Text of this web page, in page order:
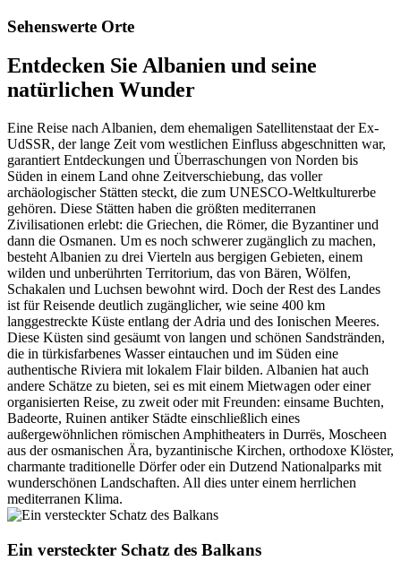
Sehenswerte Orte
Entdecken Sie Albanien und seine
natürlichen Wunder
Eine Reise nach Albanien, dem ehemaligen Satellitenstaat der Ex-
UdSSR, der lange Zeit vom westlichen Einfluss abgeschnitten war,
garantiert Entdeckungen und Überraschungen von Norden bis
Süden in einem Land ohne Zeitverschiebung, das voller
archäologischer Stätten steckt, die zum UNESCO-Weltkulturerbe
gehören. Diese Stätten haben die größten mediterranen
Zivilisationen erlebt: die Griechen, die Römer, die Byzantiner und
dann die Osmanen. Um es noch schwerer zugänglich zu machen,
besteht Albanien zu drei Vierteln aus bergigen Gebieten, einem
wilden und unberührten Territorium, das von Bären, Wölfen,
Schakalen und Luchsen bewohnt wird. Doch der Rest des Landes
ist für Reisende deutlich zugänglicher, wie seine 400 km
langgestreckte Küste entlang der Adria und des Ionischen Meeres.
Diese Küsten sind gesäumt von langen und schönen Sandstränden,
die in türkisfarbenes Wasser eintauchen und im Süden eine
authentische Riviera mit lokalem Flair bilden. Albanien hat auch
andere Schätze zu bieten, sei es mit einem Mietwagen oder einer
organisierten Reise, zu zweit oder mit Freunden: einsame Buchten,
Badeorte, Ruinen antiker Städte einschließlich eines
außergewöhnlichen römischen Amphitheaters in Durrës, Moscheen
aus der osmanischen Ära, byzantinische Kirchen, orthodoxe Klöster,
charmante traditionelle Dörfer oder ein Dutzend Nationalparks mit
wunderschönen Landschaften. All dies unter einem herrlichen
mediterranen Klima.
Ein versteckter Schatz des Balkans